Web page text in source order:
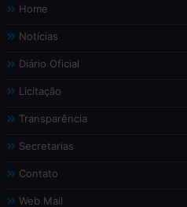
Home
Notícias
Diário Oficial
Licitação
Transparência
Secretarias
Contato
Web Mail